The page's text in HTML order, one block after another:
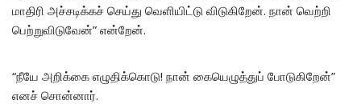
மாதிரி அச்சடிக்கச் செய்து வெளியிட்டு விடுகிறேன். நான் வெற்றி
பெற்றுவிடுவேன்” என்றேன்.
“நீயே அறிக்கை எழுதிக்கொடு! நான் கையெழுத்துப் போடுகிறேன்”
எனச் சொன்னார்.